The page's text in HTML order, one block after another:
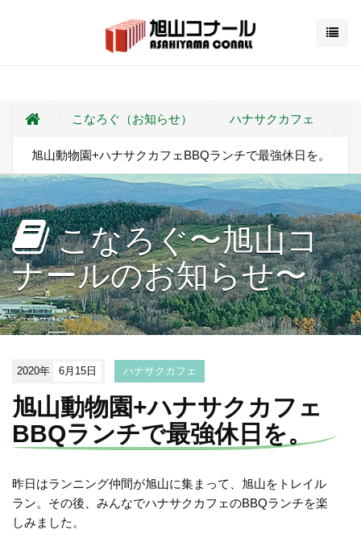
こなろぐ（お知らせ） ハナサクカフェ
旭山動物園+ハナサクカフェBBQランチで最強休日を。
こなろぐ〜旭山コ
ナールのお知らせ〜
2020年 6月15日 ハナサクカフェ
旭山動物園+ハナサクカフェ
BBQランチで最強休日を。
昨日はランニング仲間が旭山に集まって、旭山をトレイル
ラン。その後、みんなでハナサクカフェのBBQランチを楽
しみました。